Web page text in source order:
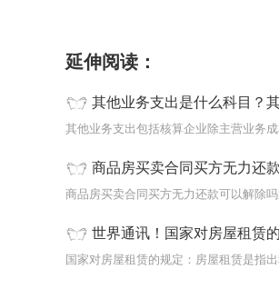
延伸阅读：
其他业务支出是什么科目？其
商品房买卖合同买方无力还款可以解除
世界通讯！国家对房屋租赁的规定内容是什